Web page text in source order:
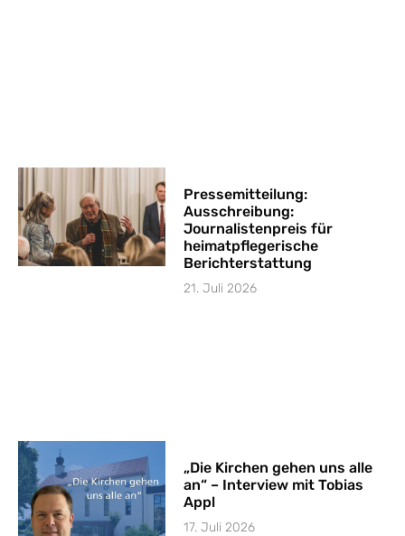
Pressemitteilung:
Ausschreibung:
Journalistenpreis für
heimatpflegerische
Berichterstattung
21. Juli 2026
„Die Kirchen gehen uns alle
an“ – Interview mit Tobias
Appl
17. Juli 2026